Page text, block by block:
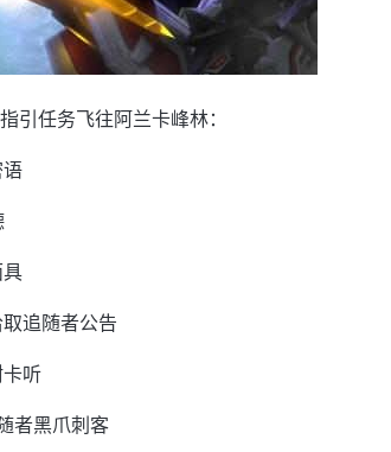
引任务飞往阿兰卡峰林：
语
具
追随者公告
听
者黑爪刺客